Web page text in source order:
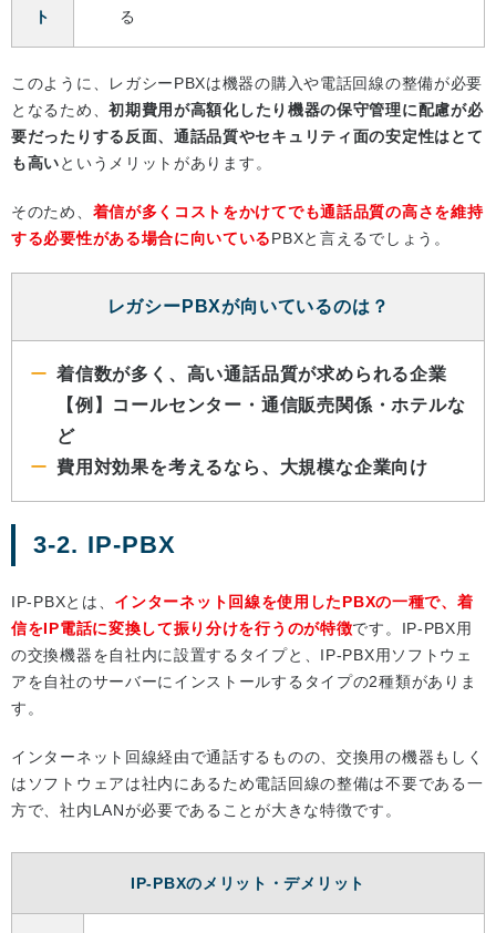
ト
る
このように、レガシーPBXは機器の購入や電話回線の整備が必要
となるため、初期費用が高額化したり機器の保守管理に配慮が必
要だったりする反面、通話品質やセキュリティ面の安定性はとて
も高いというメリットがあります。
そのため、 着信が多くコストをかけてでも通話品質の高さを維持
する必要性がある場合に向いているPBXと言えるでしょう。
レガシーPBXが向いているのは？
着信数が多く、高い通話品質が求められる企業
【例】コールセンター・通信販売関係・ホテルな
ど
費用対効果を考えるなら、大規模な企業向け
3-2. IP‐PBX
IP‐PBXとは、 インターネット回線を使用したPBXの一種で、着
信をIP電話に変換して振り分けを行うのが特徴です。IP‐PBX用
の交換機器を自社内に設置するタイプと、IP‐PBX用ソフトウェ
アを自社のサーバーにインストールするタイプの2種類がありま
す。
インターネット回線経由で通話するものの、交換用の機器もしく
はソフトウェアは社内にあるため電話回線の整備は不要である一
方で、社内LANが必要であることが大きな特徴です。
IP‐PBXのメリット・デメリット